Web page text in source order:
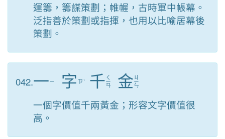
運籌，籌謀策劃；帷幄，古時軍中帳幕。
泛指善於策劃或指揮，也用以比喻居幕後
策劃。
042.一ㄧ 字 ㄗˋ 千 ㄑ
ㄧ
ㄢ 金 ㄐ
ㄧ
ㄣ
一個字價值千兩黃金；形容文字價值很
高。